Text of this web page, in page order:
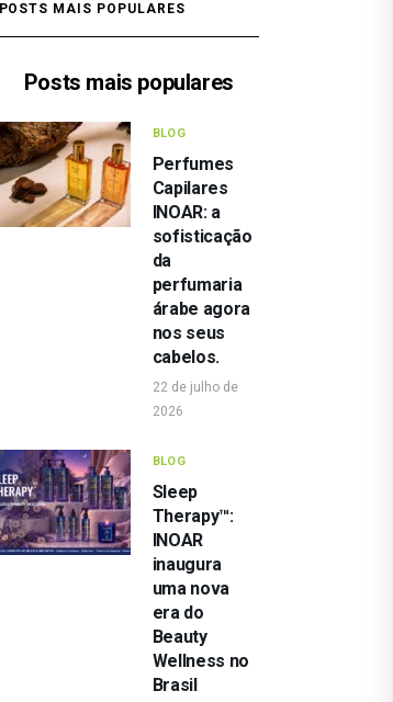
POSTS MAIS POPULARES
Posts mais populares
BLOG
Perfumes
Capilares
INOAR: a
sofisticação
da
perfumaria
árabe agora
nos seus
cabelos.
22 de julho de
2026
BLOG
Sleep
Therapy™:
INOAR
inaugura
uma nova
era do
Beauty
Wellness no
Brasil